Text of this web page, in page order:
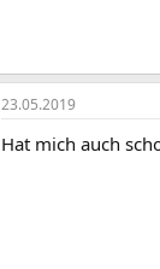
23.05.2019
Hat mich auch